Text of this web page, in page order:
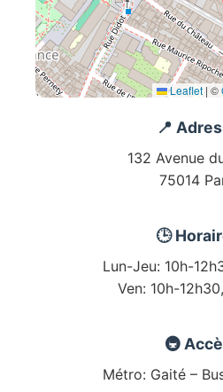
Leaflet | ©
📍
132 Avenue
75014
🕒
Lun-Jeu: 10h-
Ven: 10h-
🚇
Métro: Gaité –